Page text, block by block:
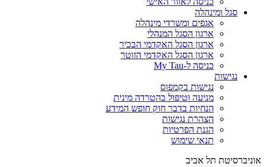
סגל ומינהלה
אגפים ומשרדי מינהלה
ארגון הסגל המנהלי
ארגון הסגל האקדמי הבכיר
ארגון הסגל האקדמי הזוטר
כניסה ל-My Tau
נגישות
נגישות בקמפוס
מניעה וטיפול בהטרדה מינית
הנחיות בדבר חוק חופש המידע
הצהרת נגישות
הגנת הפרטיות
תנאי שימוש
אוניברסיטת תל אביב